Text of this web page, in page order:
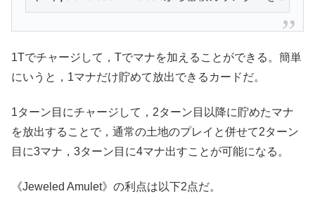
1Tでチャージして，Tでマナを加えることができる。簡単
にいうと，1マナだけ貯めて放出できるカードだ。
1ターン目にチャージして，2ターン目以降に貯めたマナ
を放出することで，通常の土地のプレイと併せて2ターン
目に3マナ，3ターン目に4マナ出すことが可能になる。
《Jeweled Amulet》の利点は以下2点だ。